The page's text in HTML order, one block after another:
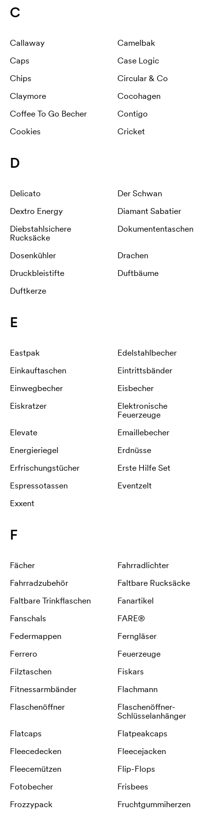
C
Callaway
Camelbak
Caps
Case Logic
Chips
Circular & Co
Claymore
Cocohagen
Coffee To Go Becher
Contigo
Cookies
Cricket
D
Delicato
Der Schwan
Dextro Energy
Diamant Sabatier
Diebstahlsichere
Rucksäcke
Dokumententaschen
Dosenkühler
Drachen
Druckbleistifte
Duftbäume
Duftkerze
E
Eastpak
Edelstahlbecher
Einkauftaschen
Eintrittsbänder
Einwegbecher
Eisbecher
Eiskratzer
Elektronische
Feuerzeuge
Elevate
Emaillebecher
Energieriegel
Erdnüsse
Erfrischungstücher
Erste Hilfe Set
Espressotassen
Eventzelt
Exxent
F
Fächer
Fahrradlichter
Fahrradzubehör
Faltbare Rucksäcke
Faltbare Trinkflaschen
Fanartikel
Fanschals
FARE®
Federmappen
Ferngläser
Ferrero
Feuerzeuge
Filztaschen
Fiskars
Fitnessarmbänder
Flachmann
Flaschenöffner
Flaschenöffner-
Schlüsselanhänger
Flatcaps
Flatpeakcaps
Fleecedecken
Fleecejacken
Fleecemützen
Flip-Flops
Fotobecher
Frisbees
Frozzypack
Fruchtgummiherzen